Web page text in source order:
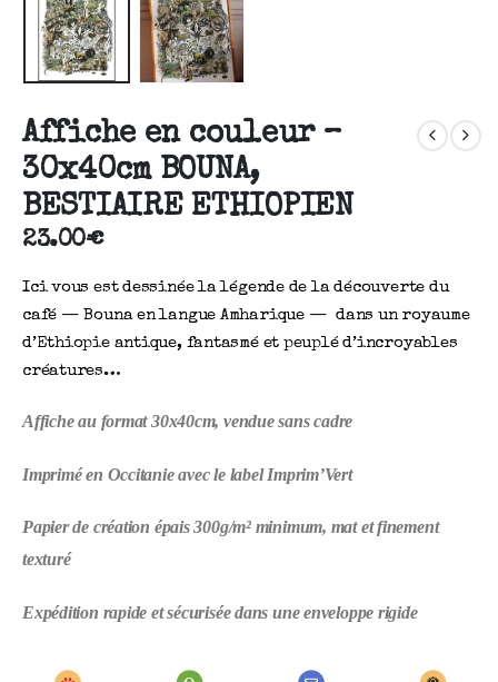
Affiche en couleur –
30x40cm BOUNA,
BESTIAIRE ETHIOPIEN
23.00€
Ici vous est dessinée la légende de la découverte du
café — Bouna en langue Amharique — dans un royaume
d’Ethiopie antique, fantasmé et peuplé d’incroyables
créatures…
Affiche au format 30x40cm, vendue sans cadre
Imprimé en Occitanie avec le label Imprim’Vert
Papier de création épais 300g/m² minimum, mat et finement
texturé
Expédition rapide et sécurisée dans une enveloppe rigide